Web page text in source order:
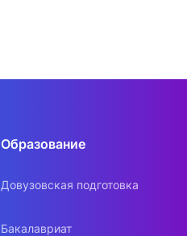
Образование
Довузовская подготовка
Бакалавриат